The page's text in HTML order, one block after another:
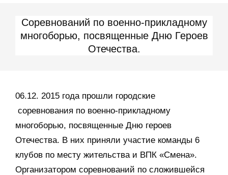
Соревнований по военно-прикладному
многоборью, посвященные Дню Героев
Отечества.
06.12. 2015 года прошли городские
соревнования по военно-прикладному
многоборью, посвященные Дню героев
Отечества. В них приняли участие команды 6
клубов по месту жительства и ВПК «Смена».
Организатором соревнований по сложившейся